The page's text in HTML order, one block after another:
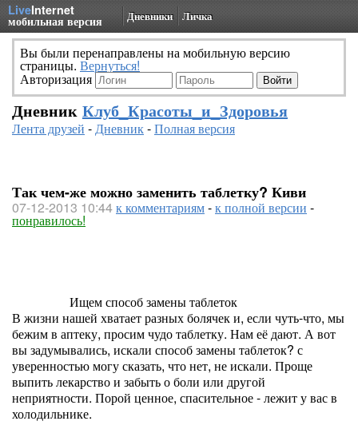
LiveInternet
мобильная версия Дневники Личка
Вы были перенаправлены на мобильную версию
страницы. Вернуться!
Авторизация
Дневник Клуб_Красоты_и_Здоровья
Лента друзей -Дневник-Полная версия
Так чем-же можно заменить таблетку? Киви
07-12-2013 10:44к комментариям-к полной версии -
понравилось!
Ищем способ замены таблеток
В жизни нашей хватает разных болячек и, если чуть-что, мы
бежим в аптеку, просим чудо таблетку. Нам её дают. А вот
вы задумывались, искали способ замены таблеток? с
уверенностью могу сказать, что нет, не искали. Проще
выпить лекарство и забыть о боли или другой
неприятности. Порой ценное, спасительное - лежит у вас в
холодильнике.